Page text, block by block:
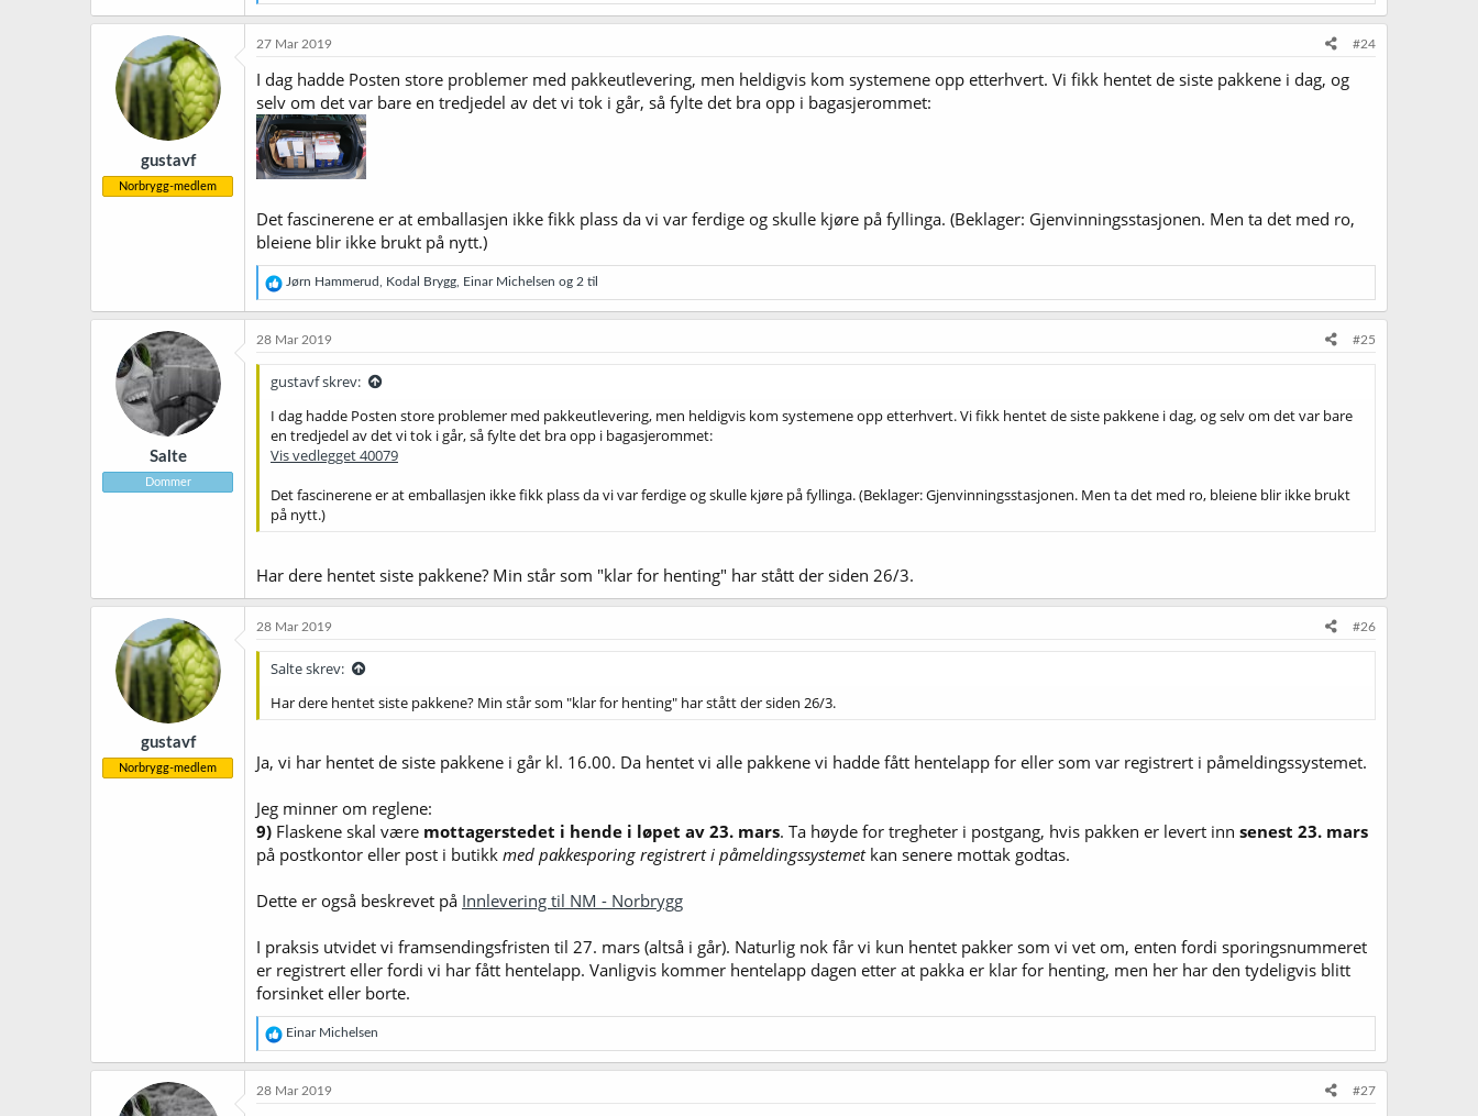
a
k
o
n
e
r
:
gustavf
Norbrygg-medlem
27 Mar 2019 #24
I dag hadde Posten store problemer med pakkeutlevering, men heldigvis kom systemene opp etterhvert. Vi fikk hentet de siste pakkene i dag, og
selv om det var bare en tredjedel av det vi tok i går, så fylte det bra opp i bagasjerommet:
Det fascinerene er at emballasjen ikke fikk plass da vi var ferdige og skulle kjøre på fyllinga. (Beklager: Gjenvinningsstasjonen. Men ta det med ro,
bleiene blir ikke brukt på nytt.)
R
e
a
k
j
o
e
r
:
Jørn Hammerud Kodal Brygg Einar Michelsen og 2 til
Salte
Dommer
28 Mar 2019 #25
gustavf skrev:
I dag hadde Posten store problemer med pakkeutlevering, men heldigvis kom systemene opp etterhvert. Vi fikk hentet de siste pakkene i dag, og selv om det var bare
en tredjedel av det vi tok i går, så fylte det bra opp i bagasjerommet:
Vis vedlegget 40079
Det fascinerene er at emballasjen ikke fikk plass da vi var ferdige og skulle kjøre på fyllinga. (Beklager: Gjenvinningsstasjonen. Men ta det med ro, bleiene blir ikke brukt
på nytt.)
Har dere hentet siste pakkene? Min står som "klar for henting" har stått der siden 26/3.
gustavf
Norbrygg-medlem
28 Mar 2019 #26
Salte skrev:
Har dere hentet siste pakkene? Min står som "klar for henting" har stått der siden 26/3.
Ja, vi har hentet de siste pakkene i går kl. 16.00. Da hentet vi alle pakkene vi hadde fått hentelapp for eller som var registrert i påmeldingssystemet.
Jeg minner om reglene:
9) Flaskene skal være mottagerstedet i hende i løpet av 23. mars. Ta høyde for tregheter i postgang, hvis pakken er levert inn senest 23. mars
på postkontor eller post i butikk med pakkesporing registrert i påmeldingssystemet kan senere mottak godtas.
Dette er også beskrevet på Innlevering til NM - Norbrygg
I praksis utvidet vi framsendingsfristen til 27. mars (altså i går). Naturlig nok får vi kun hentet pakker som vi vet om, enten fordi sporingsnummeret
er registrert eller fordi vi har fått hentelapp. Vanligvis kommer hentelapp dagen etter at pakka er klar for henting, men her har den tydeligvis blitt
forsinket eller borte.
R
e
a
k
Einar Michelsen
28 Mar 2019 #27